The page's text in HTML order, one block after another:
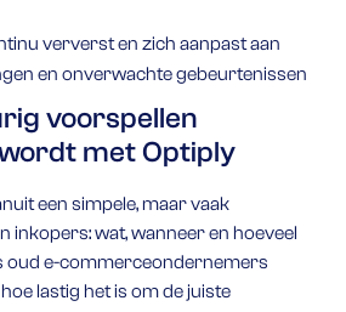
ververst en zich aanpast aan
en onverwachte gebeurtenissen
voorspellen
met Optiply
een simpele, maar vaak
inkopers: wat, wanneer en hoeveel
oud e-commerceondernemers
lastig het is om de juiste